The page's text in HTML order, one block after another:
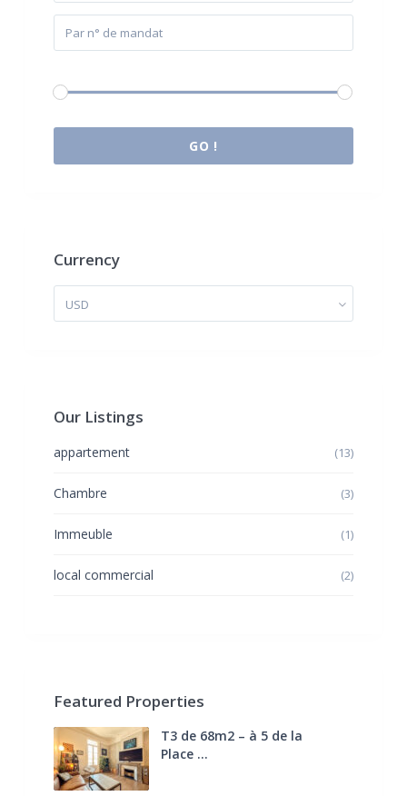
GO !
Currency
USD
Our Listings
appartement (13)
Chambre (3)
Immeuble (1)
local commercial (2)
Featured Properties
T3 de 68m2 – à 5 de la
Place ...